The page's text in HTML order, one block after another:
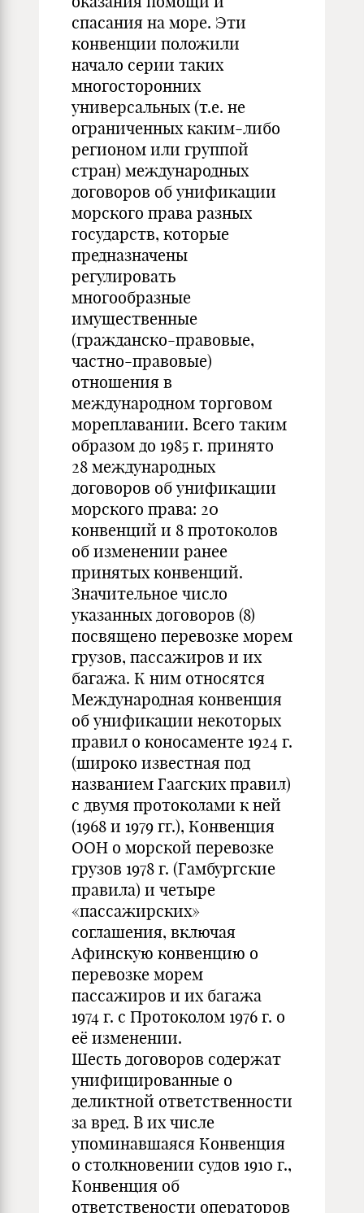
спасания на море. Эти
конвенции положили
начало серии таких
многосторонних
универсальных (т.е. не
ограниченных каким-либо
регионом или группой
стран) международных
договоров об унификации
морского права разных
государств, которые
предназначены
регулировать
многообразные
имущественные
(гражданско-правовые,
частно-правовые)
отношения в
международном торговом
мореплавании. Всего таким
образом до 1985 г. принято
28 международных
договоров об унификации
морского права: 20
конвенций и 8 протоколов
об изменении ранее
принятых конвенций.
Значительное число
указанных договоров (8)
посвящено перевозке морем
грузов, пассажиров и их
багажа. К ним относятся
Международная конвенция
об унификации некоторых
правил о коносаменте 1924 г.
(широко известная под
названием Гаагских правил)
с двумя протоколами к ней
(1968 и 1979 гг.), Конвенция
ООН о морской перевозке
грузов 1978 г. (Гамбургские
правила) и четыре
«пассажирских»
соглашения, включая
Афинскую конвенцию о
перевозке морем
пассажиров и их багажа
1974 г. с Протоколом 1976 г. о
её изменении.
Шесть договоров содержат
унифицированные о
деликтной ответственности
за вред. В их числе
упоминавшаяся Конвенция
о столкновении судов 1910 г.,
Конвенция об
ответствености операторов